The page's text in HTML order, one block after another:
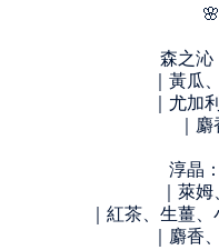
🌸
森之沁
｜ 黃瓜
｜ 尤加
｜ 麝
淳晶
｜ 萊姆
｜ 紅茶、生薑、
｜ 麝香